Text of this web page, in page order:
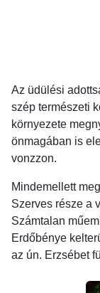
Az üdülési
szép természeti
környezete
önmagában is
vonzzon.
Mindemellett
Szerves része a
Számtalan
Erdőbénye
az ún. Erzsébet